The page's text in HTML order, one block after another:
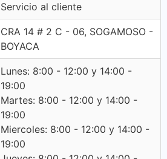
Servicio al cliente
CRA 14 # 2 C - 06, SOGAMOSO -
BOYACA
Lunes: 8:00 - 12:00 y 14:00 -
19:00
Martes: 8:00 - 12:00 y 14:00 -
19:00
Miercoles: 8:00 - 12:00 y 14:00 -
19:00